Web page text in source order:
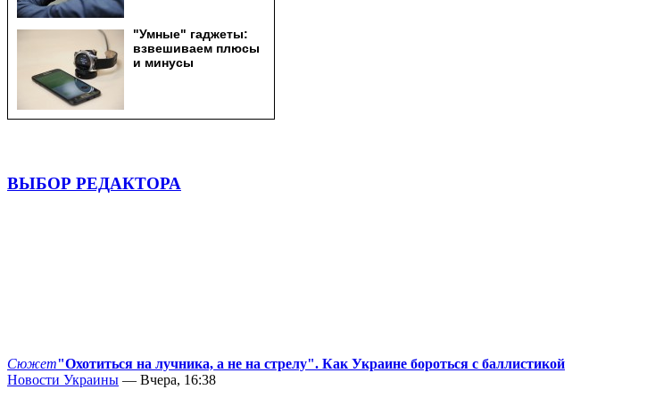
ВЫБОР РЕДАКТОРА
Сюжет"Охотиться на лучника, а не на стрелу". Как Украине бороться с баллистикой
Новости Украины — Вчера, 16:38